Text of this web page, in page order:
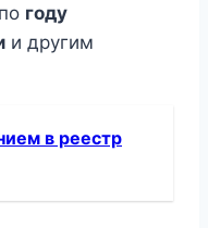
году
и другим
в реестр